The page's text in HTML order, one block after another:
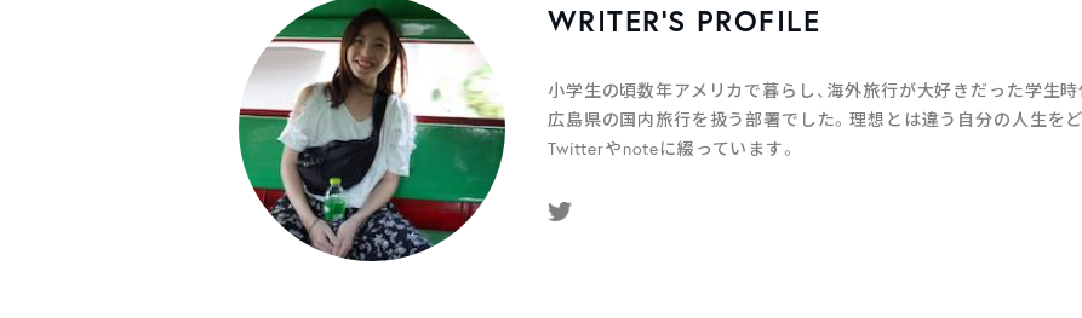
WRITER’S PROFILE
小学生の頃数年アメリカで暮らし、海外旅行が大好きだった学生
広島県の国内旅行を扱う部署でした。理想とは違う自分の人生を
Twitterやnoteに綴っています。